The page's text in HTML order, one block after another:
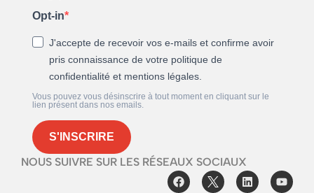
Opt-in
J'accepte de recevoir vos e-mails et confirme avoir
pris connaissance de votre politique de
confidentialité et mentions légales.
Vous pouvez vous désinscrire à tout moment en cliquant sur le
lien présent dans nos emails.
S'INSCRIRE
NOUS SUIVRE SUR LES RÉSEAUX SOCIAUX